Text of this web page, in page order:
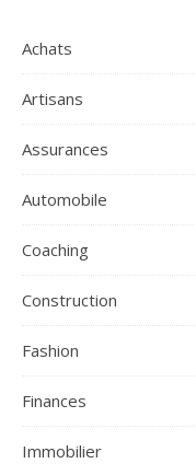
Achats
Artisans
Assurances
Automobile
Coaching
Construction
Fashion
Finances
Immobilier